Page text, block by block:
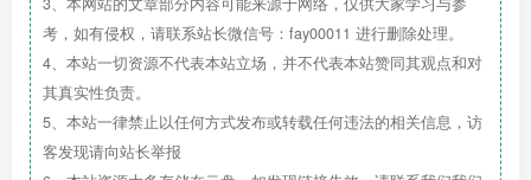
欢迎电话垂询！中班补录名额有限，快快加入我们吧！
考，如有侵权，请联系站长微信号：fay00011 进行删除处理。
4、本站一切资源不代表本站立场，并不代表本站赞同其观点和对
其真实性负责。
5、本站一律禁止以任何方式发布或转载任何违法的相关信息，访
客发现请向站长举报